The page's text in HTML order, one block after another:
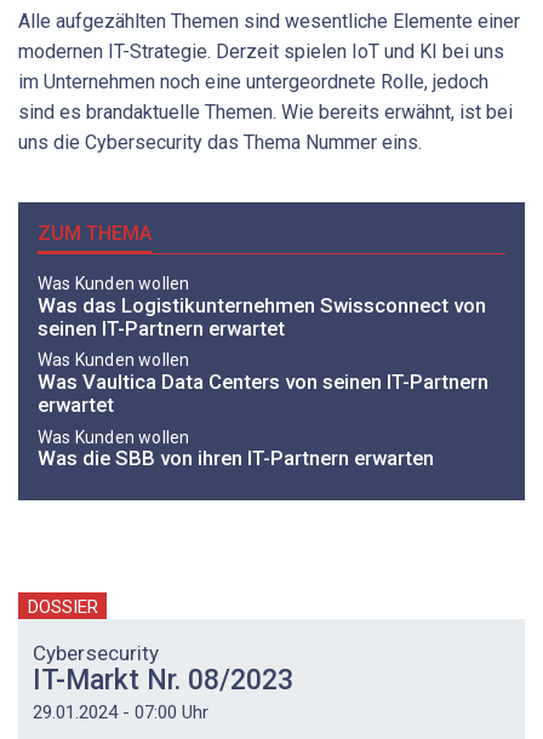
Alle aufgezählten Themen sind wesentliche Elemente einer
modernen IT-Strategie. Derzeit spielen IoT und KI bei uns
im Unternehmen noch eine untergeordnete Rolle, jedoch
sind es brandaktuelle Themen. Wie bereits erwähnt, ist bei
uns die Cybersecurity das Thema Nummer eins.
ZUM THEMA
Was Kunden wollen
Was das Logistikunternehmen Swissconnect von
seinen IT-Partnern erwartet
Was Kunden wollen
Was Vaultica Data Centers von seinen IT-Partnern
erwartet
Was Kunden wollen
Was die SBB von ihren IT-Partnern erwarten
DOSSIER
Cybersecurity
IT-Markt Nr. 08/2023
29.01.2024 - 07:00 Uhr